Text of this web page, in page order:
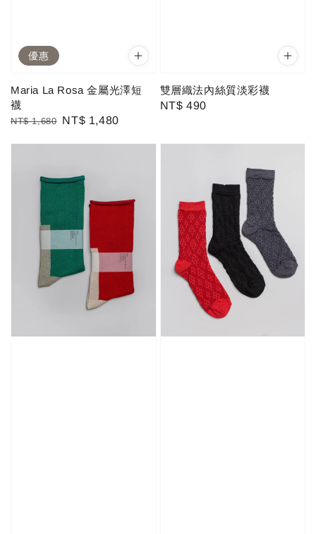
優惠
Maria La Rosa 金屬光澤短
襪
Regular
NT$ 1,680 Sale
NT$ 1,480
雙層織法內絲質淡彩襪
Regular
NT$ 490